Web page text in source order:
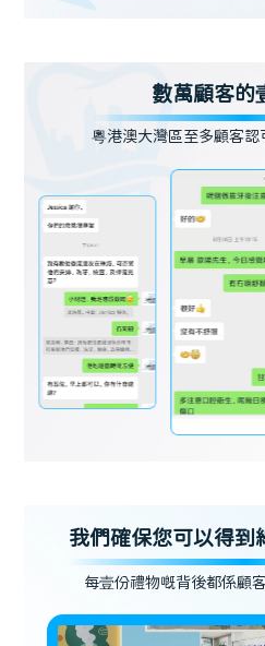
數萬顧客的
粵港澳大灣區至多顧客
我們確保您可以得到
每壹份禮物嘅背後都係顧